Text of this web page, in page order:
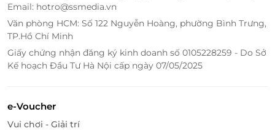
Email: hotro@ssmedia.vn
Văn phòng HCM: Số 122 Nguyễn Hoàng, phường Bình Trưng,
TP.Hồ Chí Minh
Giấy chứng nhận đăng ký kinh doanh số 0105228259 - Do Sở
Kế hoạch Đầu Tư Hà Nội cấp ngày 07/05/2025
e-Voucher
Vui chơi - Giải trí